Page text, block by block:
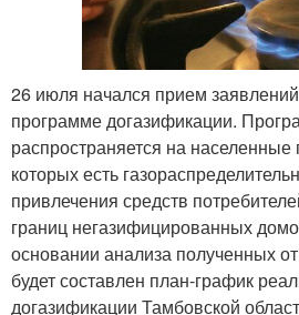
26 июля начался прием
программе догазификации.
распространяется на населенные
которых есть
привлечения средств
границ негазифицированных
основании анализа полученных
будет составлен план-график
догазификации Тамбовской